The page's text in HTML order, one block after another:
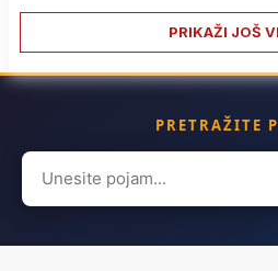
PRIKAŽI JOŠ
PRETRAŽITE
Search
for: